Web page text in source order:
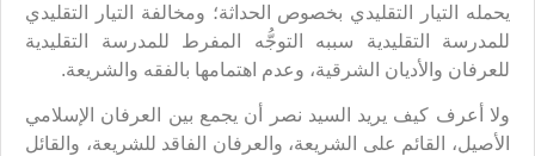
يحمله التيار التقليدي بخصوص الحداثة؛ ومخالفة التيار التقليدي
للمدرسة التقليدية سببه التوجُّه المفرط للمدرسة التقليدية
للعرفان والأديان الشرقية، وعدم اهتمامها بالفقه والشريعة.
ولا أعرف كيف يريد السيد نصر أن يجمع بين العرفان الإسلامي
الأصيل، القائم على الشريعة، والعرفان الفاقد للشريعة، والقائل